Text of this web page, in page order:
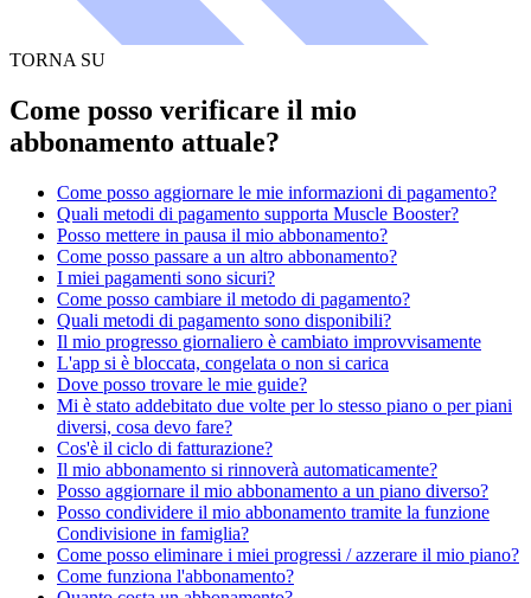
TORNA SU
Come posso verificare il mio
abbonamento attuale?
Come posso aggiornare le mie informazioni di pagamento?
Quali metodi di pagamento supporta Muscle Booster?
Posso mettere in pausa il mio abbonamento?
Come posso passare a un altro abbonamento?
I miei pagamenti sono sicuri?
Come posso cambiare il metodo di pagamento?
Quali metodi di pagamento sono disponibili?
Il mio progresso giornaliero è cambiato improvvisamente
L'app si è bloccata, congelata o non si carica
Dove posso trovare le mie guide?
Mi è stato addebitato due volte per lo stesso piano o per piani
diversi, cosa devo fare?
Cos'è il ciclo di fatturazione?
Il mio abbonamento si rinnoverà automaticamente?
Posso aggiornare il mio abbonamento a un piano diverso?
Posso condividere il mio abbonamento tramite la funzione
Condivisione in famiglia?
Come posso eliminare i miei progressi / azzerare il mio piano?
Come funziona l'abbonamento?